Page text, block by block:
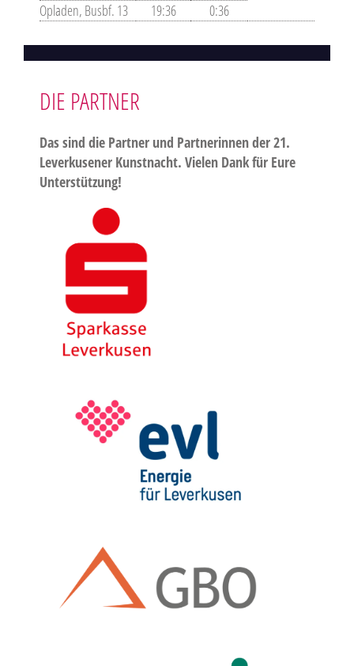
Opladen, Busbf. 13
19:36 0:36
DIE PARTNER
Das sind die Partner und Partnerinnen der 21.
Leverkusener Kunstnacht. Vielen Dank für Eure
Unterstützung!